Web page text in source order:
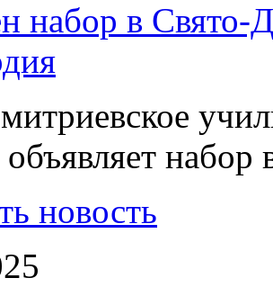
набор в Свято-
набор
новость